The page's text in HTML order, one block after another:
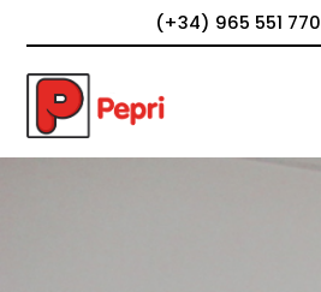
(+34) 965 551 770